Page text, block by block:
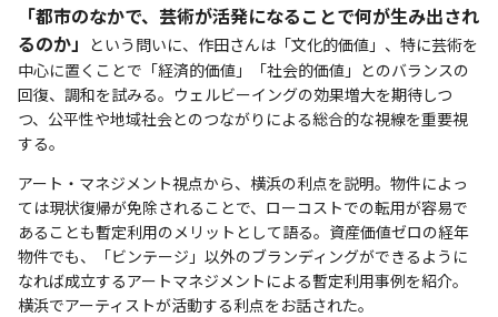
「都市のなかで、芸術が活発になることで何が生み出され
るのか」 という問いに、作田さんは「文化的価値」、特に芸術を
中心に置くことで「経済的価値」「社会的価値」とのバランスの
回復、調和を試みる。ウェルビーイングの効果増大を期待しつ
つ、公平性や地域社会とのつながりによる総合的な視線を重要視
する。
アート・マネジメント視点から、横浜の利点を説明。物件によっ
ては現状復帰が免除されることで、ローコストでの転用が容易で
あることも暫定利用のメリットとして語る。資産価値ゼロの経年
物件でも、「ビンテージ」以外のブランディングができるように
なれば成立するアートマネジメントによる暫定利用事例を紹介。
横浜でアーティストが活動する利点をお話された。